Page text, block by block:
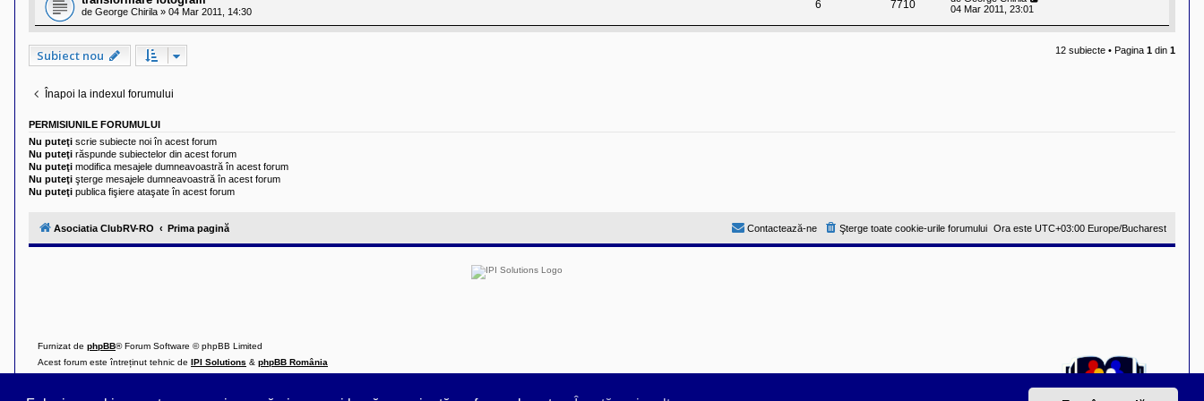
de George Chirila » 04 Mar 2011, 14:30
6 7710
04 Mar 2011, 23:01
Subiect nou 12 subiecte • Pagina 1 din 1
Înapoi la indexul forumului
PERMISIUNILE FORUMULUI
Nu puteţi scrie subiecte noi în acest forum
Nu puteţi răspunde subiectelor din acest forum
Nu puteţi modifica mesajele dumneavoastră în acest forum
Nu puteţi şterge mesajele dumneavoastră în acest forum
Nu puteţi publica fişiere ataşate în acest forum
Asociatia ClubRV-RO Prima pagină Ora este UTC+03:00 Europe/Bucharest
Şterge toate cookie-urile forumului
Contactează-ne
Furnizat de phpBB® Forum Software © phpBB Limited
Acest forum este întreținut tehnic de IPI Solutions & phpBB România